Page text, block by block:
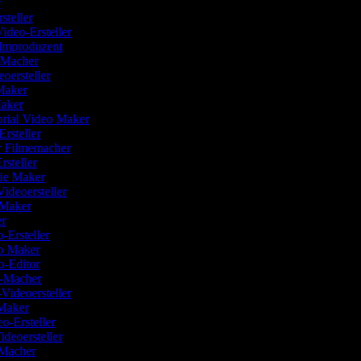
Ersteller
Video Maker
Filmemacher
Maker
Ersteller
Maker
Editor
Macher
Videoersteller
Ersteller